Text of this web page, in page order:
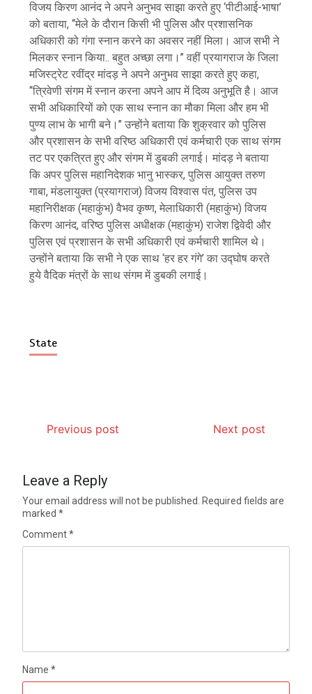
विजय किरण आनंद ने अपने अनुभव साझा करते हुए ‘पीटीआई-भाषा’
को बताया, ‘‘मेले के दौरान किसी भी पुलिस और प्रशासनिक
अधिकारी को गंगा स्नान करने का अवसर नहीं मिला। आज सभी ने
मिलकर स्नान किया.. बहुत अच्छा लगा।’’ वहीं प्रयागराज के जिला
मजिस्ट्रेट रवींद्र मांदड़ ने अपने अनुभव साझा करते हुए कहा,
‘‘त्रिवेणी संगम में स्नान करना अपने आप में दिव्य अनुभूति है। आज
सभी अधिकारियों को एक साथ स्नान का मौका मिला और हम भी
पुण्य लाभ के भागी बने।’’ उन्होंने बताया कि शुक्रवार को पुलिस
और प्रशासन के सभी वरिष्ठ अधिकारी एवं कर्मचारी एक साथ संगम
तट पर एकत्रित हुए और संगम में डुबकी लगाई। मांदड़ ने बताया
कि अपर पुलिस महानिदेशक भानु भास्कर, पुलिस आयुक्त तरुण
गाबा, मंडलायुक्त (प्रयागराज) विजय विश्वास पंत, पुलिस उप
महानिरीक्षक (महाकुंभ) वैभव कृष्ण, मेलाधिकारी (महाकुंभ) विजय
किरण आनंद, वरिष्ठ पुलिस अधीक्षक (महाकुंभ) राजेश द्विवेदी और
पुलिस एवं प्रशासन के सभी अधिकारी एवं कर्मचारी शामिल थे।
उन्होंने बताया कि सभी ने एक साथ ‘हर हर गंगे’ का उद्घोष करते
हुये वैदिक मंत्रों के साथ संगम में डुबकी लगाई।
State
Previous post Next post
Leave a Reply
Your email address will not be published. Required fields are
marked*
Comment*
Name*